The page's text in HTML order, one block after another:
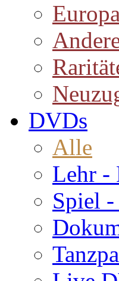
Europa
DVDs
Alle
Lehr -
Spiel